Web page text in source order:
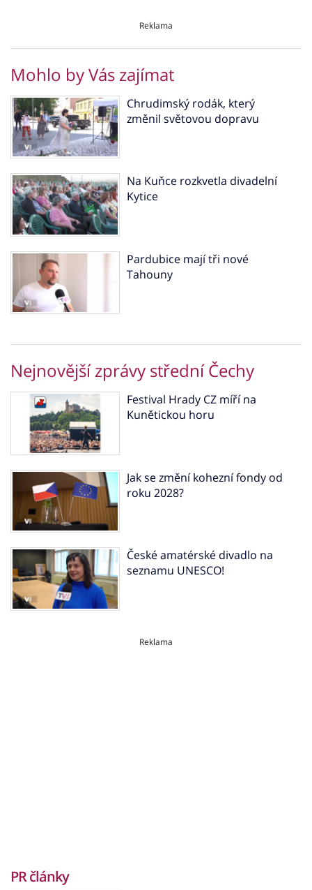
Reklama
Mohlo by Vás zajímat
Chrudimský rodák, který
změnil světovou dopravu
Na Kuňce rozkvetla divadelní
Kytice
Pardubice mají tři nové
Tahouny
Nejnovější zprávy střední Čechy
Festival Hrady CZ míří na
Kunětickou horu
Jak se změní kohezní fondy od
roku 2028?
České amatérské divadlo na
seznamu UNESCO!
Reklama
PR články